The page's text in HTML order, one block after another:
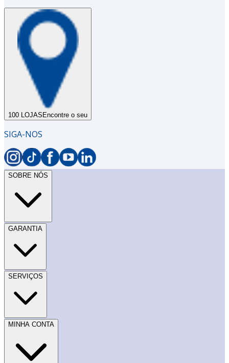
100 LOJAS Encontre o seu
SIGA-NOS
SOBRE NÓS
GARANTIA
SERVIÇOS
MINHA CONTA